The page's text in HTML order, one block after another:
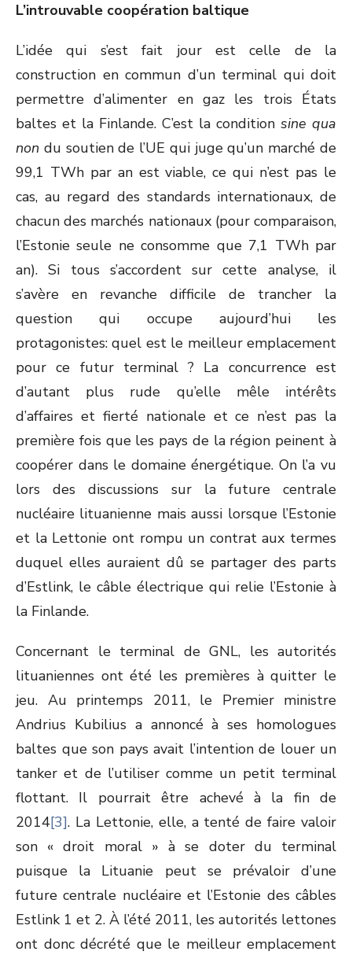
L’introuvable coopération baltique
L’idée qui s’est fait jour est celle de la
construction en commun d’un terminal qui doit
permettre d’alimenter en gaz les trois États
baltes et la Finlande. C’est la condition sine qua
non du soutien de l’UE qui juge qu’un marché de
99,1 TWh par an est viable, ce qui n’est pas le
cas, au regard des standards internationaux, de
chacun des marchés nationaux (pour comparaison,
l’Estonie seule ne consomme que 7,1 TWh par
an). Si tous s’accordent sur cette analyse, il
s’avère en revanche difficile de trancher la
question qui occupe aujourd’hui les
protagonistes: quel est le meilleur emplacement
pour ce futur terminal ? La concurrence est
d’autant plus rude qu’elle mêle intérêts
d’affaires et fierté nationale et ce n’est pas la
première fois que les pays de la région peinent à
coopérer dans le domaine énergétique. On l’a vu
lors des discussions sur la future centrale
nucléaire lituanienne mais aussi lorsque l’Estonie
et la Lettonie ont rompu un contrat aux termes
duquel elles auraient dû se partager des parts
d’Estlink, le câble électrique qui relie l’Estonie à
la Finlande.
Concernant le terminal de GNL, les autorités
lituaniennes ont été les premières à quitter le
jeu. Au printemps 2011, le Premier ministre
Andrius Kubilius a annoncé à ses homologues
baltes que son pays avait l’intention de louer un
tanker et de l’utiliser comme un petit terminal
flottant. Il pourrait être achevé à la fin de
2014[3]. La Lettonie, elle, a tenté de faire valoir
son « droit moral » à se doter du terminal
puisque la Lituanie peut se prévaloir d’une
future centrale nucléaire et l’Estonie des câbles
Estlink 1 et 2. À l’été 2011, les autorités lettones
ont donc décrété que le meilleur emplacement